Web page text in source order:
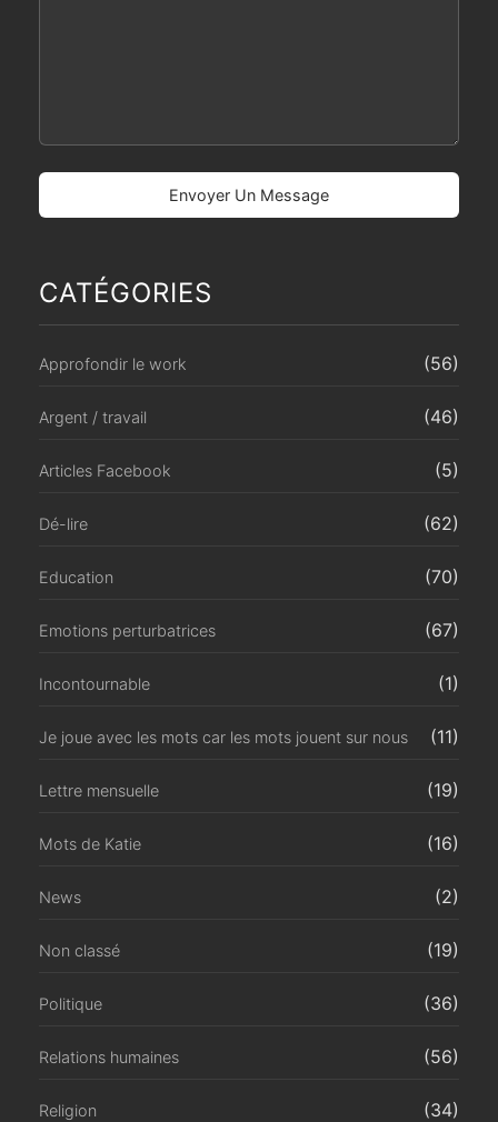
CATÉGORIES
Approfondir le work (56)
Argent / travail (46)
Articles Facebook (5)
Dé-lire (62)
Education (70)
Emotions perturbatrices (67)
Incontournable (1)
Je joue avec les mots car les mots jouent sur nous (11)
Lettre mensuelle (19)
Mots de Katie (16)
News (2)
Non classé (19)
Politique (36)
Relations humaines (56)
Religion (34)